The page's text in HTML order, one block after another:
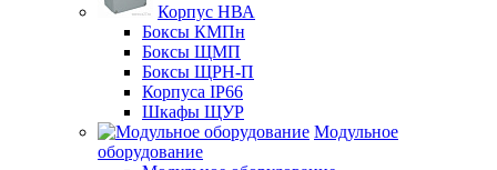
Корпус НВА
Боксы КМПн
Боксы ЩМП
Боксы ЩРН-П
Корпуса IP66
Шкафы ЩУР
Модульное
оборудование